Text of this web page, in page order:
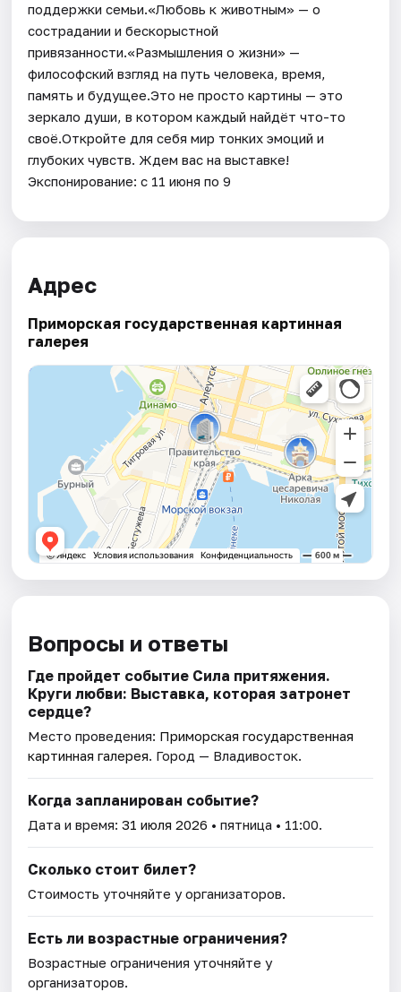
поддержки семьи.«Любовь к животным» — о
сострадании и бескорыстной
привязанности.«Размышления о жизни» —
философский взгляд на путь человека, время,
память и будущее.Это не просто картины — это
зеркало души, в котором каждый найдёт что-то
своё.Откройте для себя мир тонких эмоций и
глубоких чувств. Ждем вас на выставке!
Экспонирование: с 11 июня по 9
Адрес
Приморская государственная картинная
галерея
Вопросы и ответы
Где пройдет событие Сила притяжения.
Круги любви: Выставка, которая затронет
сердце?
Место проведения: Приморская государственная
картинная галерея. Город — Владивосток.
Когда запланирован событие?
Дата и время:31 июля 2026 • пятница • 11:00.
Сколько стоит билет?
Стоимость уточняйте у организаторов.
Есть ли возрастные ограничения?
Возрастные ограничения уточняйте у
организаторов.